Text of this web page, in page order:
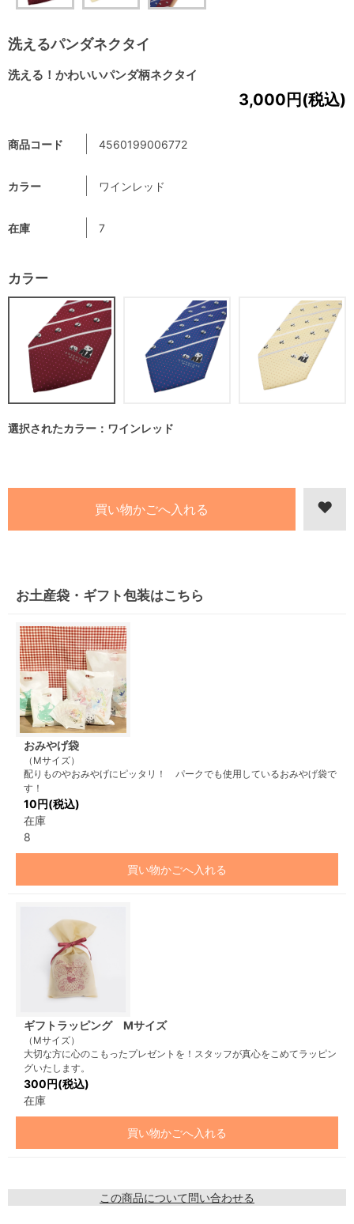
洗えるパンダネクタイ
洗える！かわいいパンダ柄ネクタイ
3,000円(税込)
商品コード 4560199006772
カラー ワインレッド
在庫 7
カラー
選択されたカラー：ワインレッド
お土産袋・ギフト包装はこちら
おみやげ袋
（Mサイズ）
配りものやおみやげにピッタリ！ パークでも使用しているおみやげ袋で
す！
10円(税込)
在庫
8
買い物かごへ入れる
ギフトラッピング Mサイズ
（Mサイズ）
大切な方に心のこもったプレゼントを！スタッフが真心をこめてラッピン
グいたします。
300円(税込)
在庫
買い物かごへ入れる
この商品について問い合わせる